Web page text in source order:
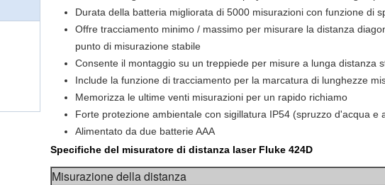
Durata della batteria migliorata di 5000 misurazioni con funzione di
Offre tracciamento minimo / massimo per misurare la distanza
punto di misurazione stabile
Consente il montaggio su un treppiede per misure a lunga distanza
Include la funzione di tracciamento per la marcatura di lunghezze
Memorizza le ultime venti misurazioni per un rapido richiamo
Forte protezione ambientale con sigillatura IP54 (spruzzo d'acqua e
Alimentato da due batterie AAA
Specifiche del misuratore di distanza laser Fluke 424D
Misurazione della distanza